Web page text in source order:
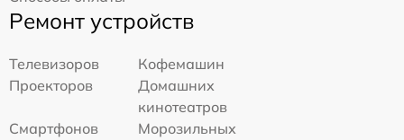
Ремонт устройств
Телевизоров
Кофемашин
Проекторов
Домашних
кинотеатров
Смартфонов
Морозильных